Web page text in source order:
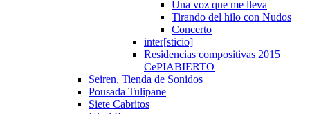
Una voz que me lleva
Tirando del hilo con Nudos
Concerto
inter[sticio]
Residencias compositivas 2015
CePIABIERTO
Seiren, Tienda de Sonidos
Pousada Tulipane
Siete Cabritos